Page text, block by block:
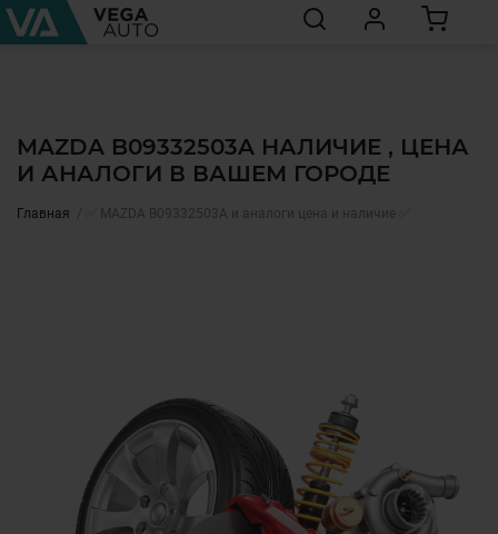
MAZDA B09332503A НАЛИЧИЕ , ЦЕНА
И АНАЛОГИ В ВАШЕМ ГОРОДЕ
Главная ✅ MAZDA B09332503A и аналоги цена и наличие ✅